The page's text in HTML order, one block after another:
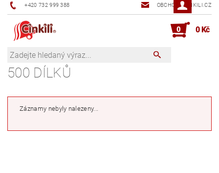
+420 732 999 388 OBCHOD@CINKILI.CZ
0 0 Kč
500 DÍLKŮ
Záznamy nebyly nalezeny...